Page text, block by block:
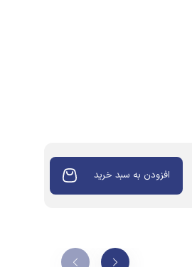
افزودن به سبد خرید